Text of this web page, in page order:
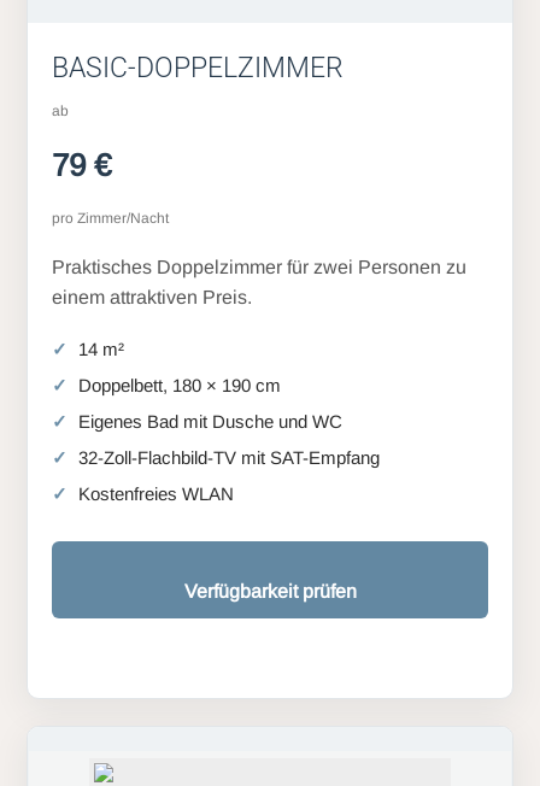
BASIC-DOPPELZIMMER
ab
79 €
pro Zimmer/Nacht
Praktisches Doppelzimmer für zwei Personen zu
einem attraktiven Preis.
14 m²
Doppelbett, 180 × 190 cm
Eigenes Bad mit Dusche und WC
32-Zoll-Flachbild-TV mit SAT-Empfang
Kostenfreies WLAN
Verfügbarkeit prüfen